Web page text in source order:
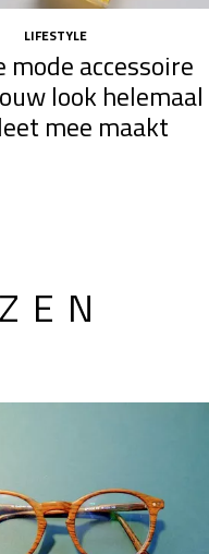
LIFESTYLE
mode accessoire
look helemaal
mee maakt